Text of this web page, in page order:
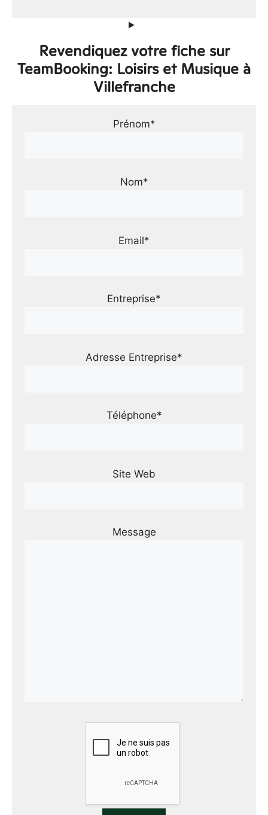
Revendiquez votre fiche sur
TeamBooking: Loisirs et Musique à
Villefranche
Prénom*
Nom*
Email*
Entreprise*
Adresse Entreprise*
Téléphone*
Site Web
Message